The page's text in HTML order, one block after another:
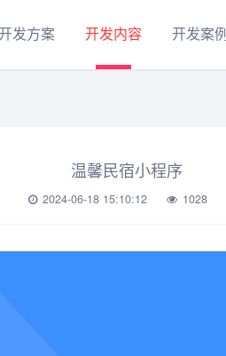
发方案 开发内容 开发案例
温馨民宿小程序
2024-06-18 15:10:12 1028